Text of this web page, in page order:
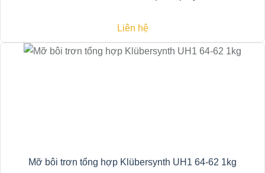
Liên hệ
Mỡ bôi trơn tổng hợp Klübersynth UH1 64-62 1kg